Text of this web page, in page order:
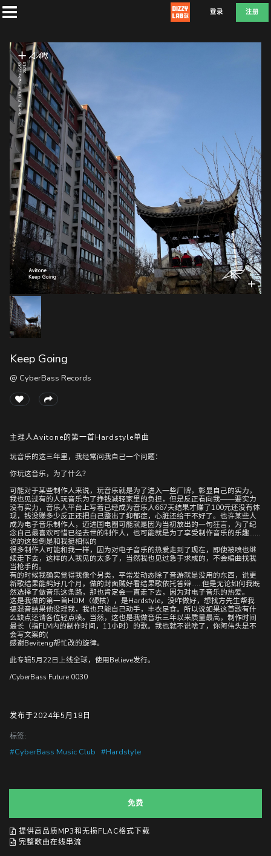
登录 注册
首
页
社
团
兑
换
D LATE
随
便
听
Keep Going
@ CyberBass Records
主理人Avitone的第一首Hardstyle单曲
玩音乐的这三年里，我经常问我自己一个问题：
你玩这音乐，为了什么？
可能对于某些制作人来说，玩音乐就是为了进入一些厂牌，彰显自己的实力，
我也见过有的人玩音乐为了挣钱减轻家里的负担，但是反正看向我――要实力
没有实力，音乐人平台上写着已经成为音乐人667天结果才赚了100元还没有体
现，钱没赚多少反正还把自己整出了抑郁症，心脏还给干不好了。也许某些人
成为电子音乐制作人，迈进国电圈可能就是因为当初放出的一句狂言，为了纪
念自己最喜欢可惜已经去世的制作人，也可能就是为了享受制作音乐的乐趣……
说的这些倒是和我挺相似的
很多制作人可能和我一样，因为对电子音乐的热爱走到了现在，即使被喷也继
续走下去，这样的人我见的太多了，当然我也见过急于求成的，不会编曲找我
当枪手的。
有的时候我确实觉得我像个另类，平常发动态除了音游就是没用的东西，说更
新歌结果能鸽好几个月，做的封面贼好看结果歌依托答辩……但是无论如何我既
然选择了做音乐这条路，那也肯定会一直走下去，因为对电子音乐的热爱。
这是我做的第一首HDM（硬核），是Hardstyle，没咋做好，想找方先生帮我
搞混音结果他没理我，我也只能自己动手，丰衣足食。所以说如果这首歌有什
么缺点还请各位轻点喷。当然，这也是我做音乐三年以来质量最高，制作时间
最长（指FLM内的制作时间，11小时）的歌。我也就不说啥了，你阿伟头是不
会写文案的(
感谢Beviteng帮忙改的旋律。
此专辑5月22日上线全球，使用Believe发行。
/CyberBass Future 0030
发布于2024年5月18日
标签:
#CyberBass Music Club #Hardstyle
免费
提供高品质MP3和无损FLAC格式下载
完整歌曲在线串流